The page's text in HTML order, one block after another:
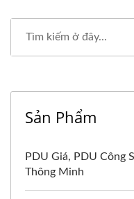
Sản Phẩm
PDU Giá, PDU Công
Thông Minh